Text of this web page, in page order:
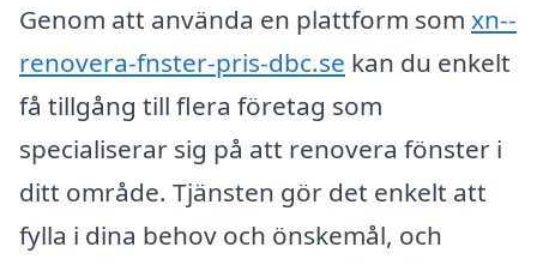
Genom att använda en plattform som xn--
renovera-fnster-pris-dbc.se kan du enkelt
få tillgång till flera företag som
specialiserar sig på att renovera fönster i
ditt område. Tjänsten gör det enkelt att
fylla i dina behov och önskemål, och